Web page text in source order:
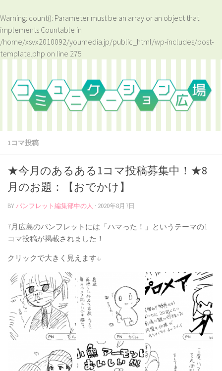
Warning: count(): Parameter must be an array or an object that
implements Countable in
/home/xsvx2010092/youmedia.jp/public_html/wp-includes/post-
template.php on line 275
1コマ投稿
★今月のあるある1コマ投稿募集中！★8
月のお題：【おでかけ】
BYパンフレット編集部中の人 · 2020年8月7日
7月広島のパンフレットには「ハマった！」というテーマの1
コマ投稿が掲載されました！
クリックで大きく見えます↓